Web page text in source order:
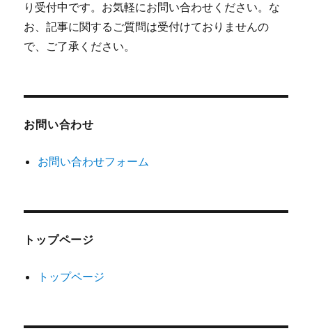
り受付中です。お気軽にお問い合わせください。な
お、記事に関するご質問は受付けておりませんの
で、ご了承ください。
お問い合わせ
お問い合わせフォーム
トップページ
トップページ